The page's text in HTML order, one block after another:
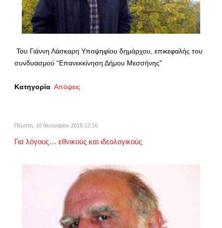
Του Γιάννη Λάσκαρη Υποψηφίου δημάρχου, επικεφαλής του
συνδυασμού “Επανεκκίνηση Δήμου Μεσσήνης”
Κατηγορία Απόψεις
Πέμπτη, 10 Ιανουαρίου 2019 12:16
Για λόγους… εθνικούς και ιδεολογικούς